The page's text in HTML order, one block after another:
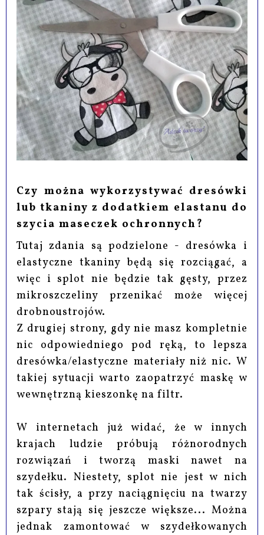
Czy można wykorzystywać dresówki
lub tkaniny z dodatkiem elastanu do
szycia maseczek ochronnych?
Tutaj zdania są podzielone - dresówka i
elastyczne tkaniny będą się rozciągać, a
więc i splot nie będzie tak gęsty, przez
mikroszczeliny przenikać może więcej
drobnoustrojów.
Z drugiej strony, gdy nie masz kompletnie
nic odpowiedniego pod ręką, to lepsza
dresówka/elastyczne materiały niż nic. W
takiej sytuacji warto zaopatrzyć maskę w
wewnętrzną kieszonkę na filtr.
W internetach już widać, że w innych
krajach ludzie próbują różnorodnych
rozwiązań i tworzą maski nawet na
szydełku. Niestety, splot nie jest w nich
tak ścisły, a przy naciągnięciu na twarzy
szpary stają się jeszcze większe... Można
jednak zamontować w szydełkowanych